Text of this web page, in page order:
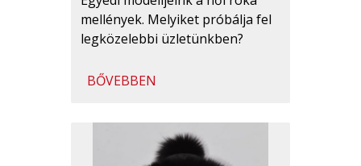
mellények. Melyiket próbálja fel
legközelebbi üzletünkben?
BŐVEBBEN